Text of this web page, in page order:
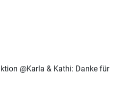
@Karla & Kathi: Danke für